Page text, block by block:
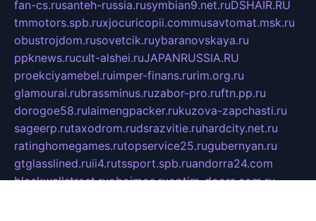
fan-cs.rusanteh-russia.rusymbian9.net.ruDSHAIR.RU
tmmotors.spb.ruxjocuricopii.commusavtomat.msk.ru
obustrojdom.rusovetcik.ruybaranovskaya.ru
ppknews.rucult-alshei.ruJAPANRUSSIA.RU
proekciyamebel.ruimper-finans.rurim.org.ru
glamourai.rubrassminus.ruzabor-pro.ruftn.pp.ru
dorogoe58.rulaimengpacker.rukuzova-zapchasti.ru
sageerp.rutaxodrom.rudsrazvitie.ruhardcity.net.ru
ratinghomegames.rutopservice25.rugubernyan.ru
gtglasslined.ruii4.rutssport.spb.ruandorra24.com
blackwallstreet.ruoboimos.ruoptim-doors.com.ru